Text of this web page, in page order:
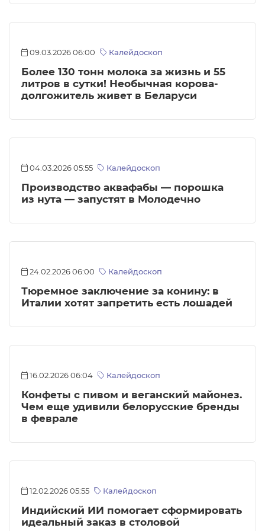
09.03.2026 06:00 Калейдоскоп
Более 130 тонн молока за жизнь и 55
литров в сутки! Необычная корова-
долгожитель живет в Беларуси
04.03.2026 05:55 Калейдоскоп
Производство аквафабы — порошка
из нута — запустят в Молодечно
24.02.2026 06:00 Калейдоскоп
Тюремное заключение за конину: в
Италии хотят запретить есть лошадей
16.02.2026 06:04 Калейдоскоп
Конфеты с пивом и веганский майонез.
Чем еще удивили белорусские бренды
в феврале
12.02.2026 05:55 Калейдоскоп
Индийский ИИ помогает сформировать
идеальный заказ в столовой